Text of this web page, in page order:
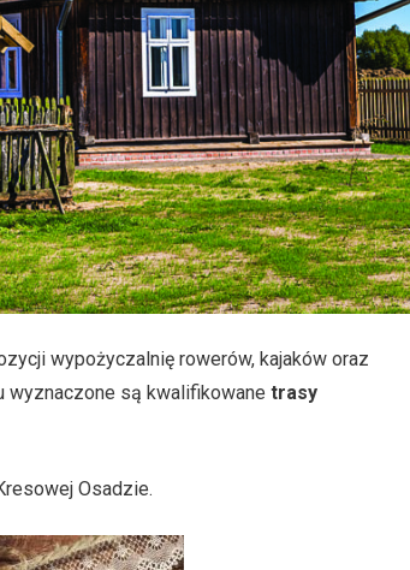
wypożyczalnię rowerów, kajaków oraz
wyznaczone są kwalifikowanetrasy
Osadzie.